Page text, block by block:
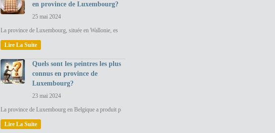
en province de Luxembourg?
25 mai 2024
La province de Luxembourg, située en Wallonie, es
Lire La Suite
Quels sont les peintres les plus
connus en province de
Luxembourg?
23 mai 2024
La province de Luxembourg en Belgique a produit p
Lire La Suite